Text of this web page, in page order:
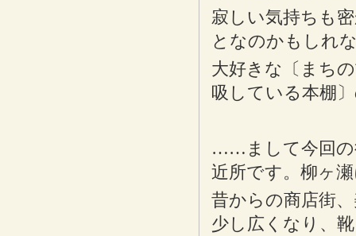
寂しい気持ちも
となのかもしれ
大好きな〔まち
吸している本棚
……まして今回の
近所です。柳ヶ
昔からの商店街
少し広くなり、